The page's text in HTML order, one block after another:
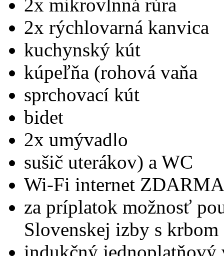
2x mikrovlnná rúra
2x rýchlovarná kanvica
kuchynský kút
kúpeľňa (rohová vaňa
sprchovací kút
bidet
2x umývadlo
sušič uterákov) a WC
Wi-Fi internet ZDARMA
za príplatok možnosť
Slovenskej izby s